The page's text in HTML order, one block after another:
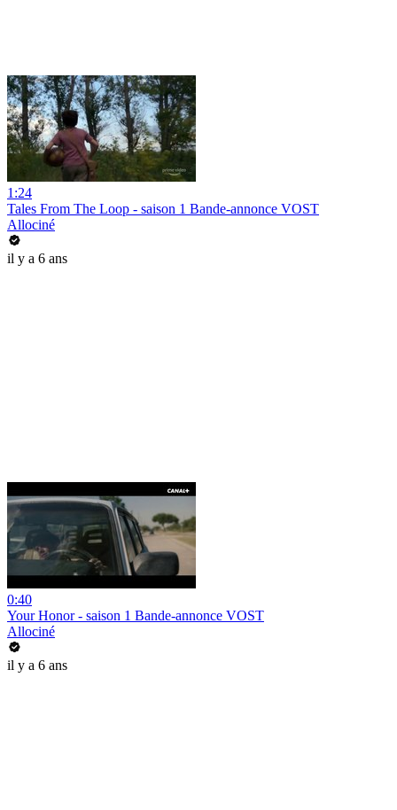
1:24
Tales From The Loop - saison 1 Bande-annonce VOST
Allociné
il y a 6 ans
0:40
Your Honor - saison 1 Bande-annonce VOST
Allociné
il y a 6 ans